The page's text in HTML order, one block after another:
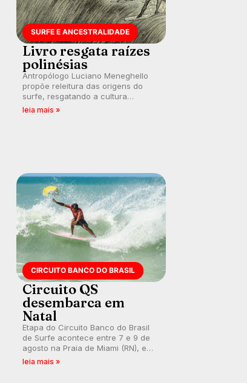
SURFE E ANCESTRALIDADE
Livro resgata raízes
polinésias
Antropólogo Luciano Meneghello
propõe releitura das origens do
surfe, resgatando a cultura
polinésia e questionando a visão
leia mais »
CIRCUITO BANCO DO BRASIL
Circuito QS
desembarca em
Natal
Etapa do Circuito Banco do Brasil
de Surfe acontece entre 7 e 9 de
agosto na Praia de Miami (RN), em
disputas válidas pelo Qualifying
leia mais »